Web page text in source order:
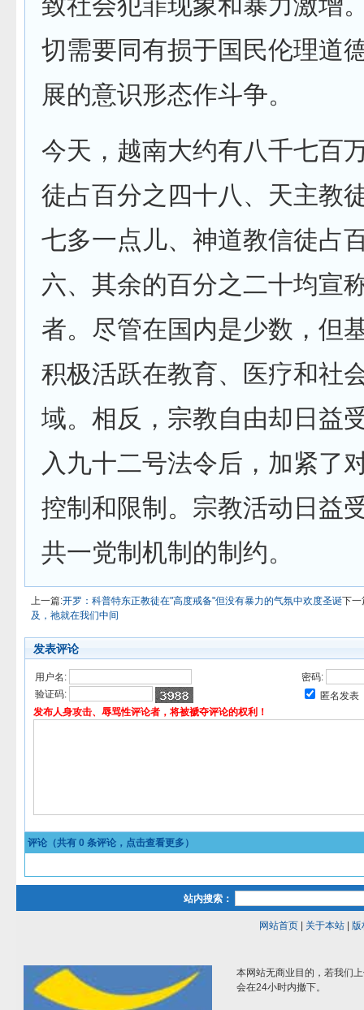
切需要同有损于国民伦理道
展的意识形态作斗争。
今天，越南大约有八千七百
徒占百分之四十八、天主教
七多一点儿、神道教信徒占
六、其余的百分之二十均宣
者。尽管在国内是少数，但
积极活跃在教育、医疗和社
域。相反，宗教自由却日益
入九十二号法令后，加紧了
控制和限制。宗教活动日益
共一党制机制的制约。
上一篇:开罗：科普特东正教徒在"高度戒备"但没有暴力的气氛中欢度圣诞下一
及，祂就在我们中间
发表评论
用户名:
密码:
验证码:
匿名发表
发布人身攻击、辱骂性评论者，将被褫夺评论的权利！
评论（共有 0 条评论，点击查看更多）
站内搜索：
网站首页| 关于本站| 版
本网站无商业目的，若我们
会在24小时内撤下。